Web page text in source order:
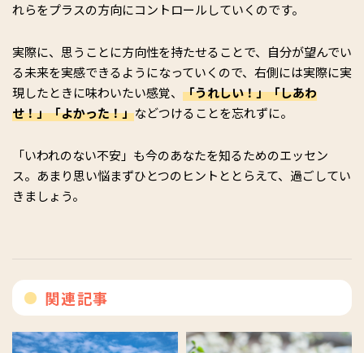
れらをプラスの方向にコントロールしていくのです。
実際に、思うことに方向性を持たせることで、自分が望んでい
る未来を実感できるようになっていくので、右側には実際に実
現したときに味わいたい感覚、 「うれしい！」「しあわ
せ！」「よかった！」などつけることを忘れずに。
「いわれのない不安」も今のあなたを知るためのエッセン
ス。あまり思い悩まずひとつのヒントととらえて、過ごしてい
きましょう。
関連記事